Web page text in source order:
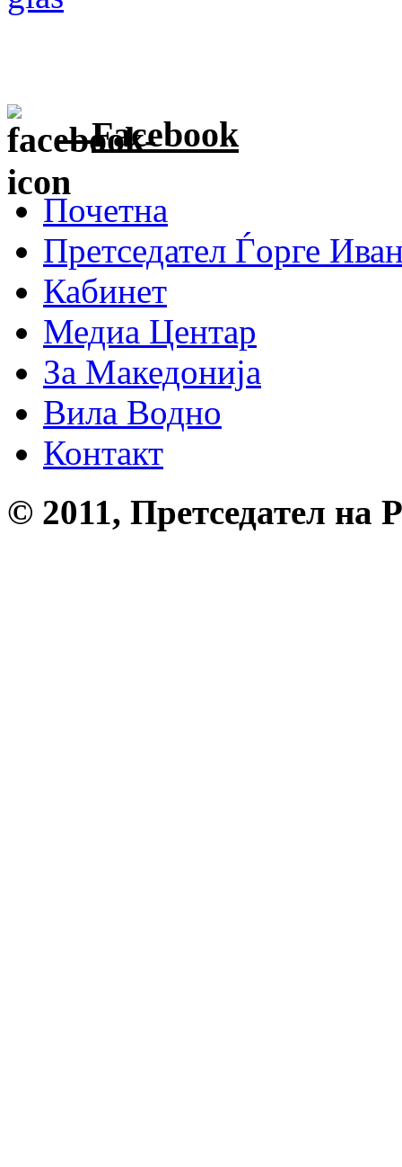
Facebook
Почетна
Претседател Ѓорге
Кабинет
Медиа Центар
За Македонија
Вила Водно
Контакт
© 2011, Претседател на